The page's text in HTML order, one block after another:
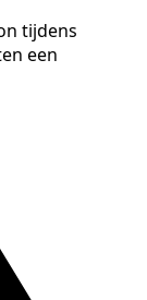
tijdens
een